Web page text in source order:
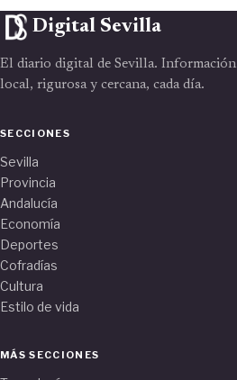
Digital Sevilla
El diario digital de Sevilla. Información
local, rigurosa y cercana, cada día.
SECCIONES
Sevilla
Provincia
Andalucía
Economía
Deportes
Cofradías
Cultura
Estilo de vida
MÁS SECCIONES